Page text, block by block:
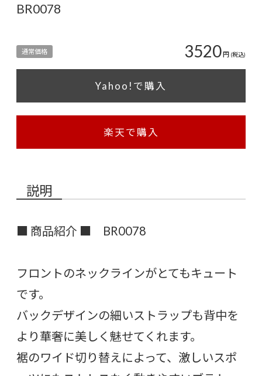
BR0078
通常価格 3520円 (税込)
Yahoo!で購入
楽天で購入
説明
■ 商品紹介 ■ BR0078
フロントのネックラインがとてもキュート
です。
バックデザインの細いストラップも背中を
より華奢に美しく魅せてくれます。
裾のワイド切り替えによって、激しいスポ